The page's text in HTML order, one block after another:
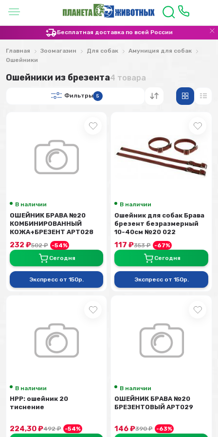
Бесплатная доставка по всей России
Главная Зоомагазин Для собак
Амуниция для собак
Ошейники
Ошейники из брезента4 товара
Фильтры 5
В наличии
ОШЕЙНИК БРАВА №20
КОМБИНИРОВАННЫЙ
КОЖА+БРЕЗЕНТ АРТ028
232₽502₽
-54%
Сегодня
Экспресс от 150р.
В наличии
Ошейник для собак Брава
брезент безразмерный
10-40см №20 022
117₽353₽
-67%
Сегодня
Экспресс от 150р.
В наличии
НРР: ошейник 20
тиснение
224,30₽492₽ -54%
В наличии
ОШЕЙНИК БРАВА №20
БРЕЗЕНТОВЫЙ АРТ029
146₽390₽ -63%